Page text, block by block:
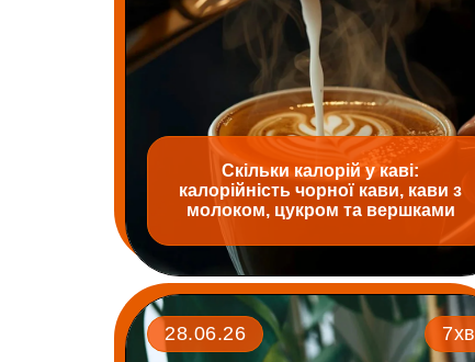
Скільки калорій у каві:
калорійність чорної кави, кави з
молоком, цукром та вершками
28.06.26 7хв